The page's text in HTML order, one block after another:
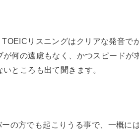
リスニングはクリアな発音で
が何の遠慮もなく、かつスピードが
ところも出て聞きます。
の方でも起こりうる事で、一概に